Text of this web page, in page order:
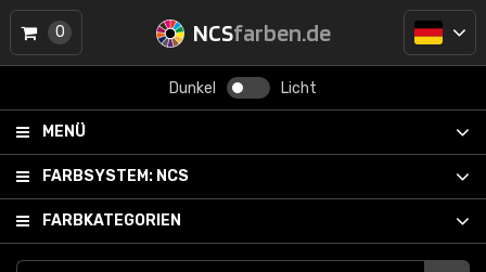
NCSfarben.de
Dunkel Licht
MENÜ
FARBSYSTEM: NCS
FARBKATEGORIEN
0